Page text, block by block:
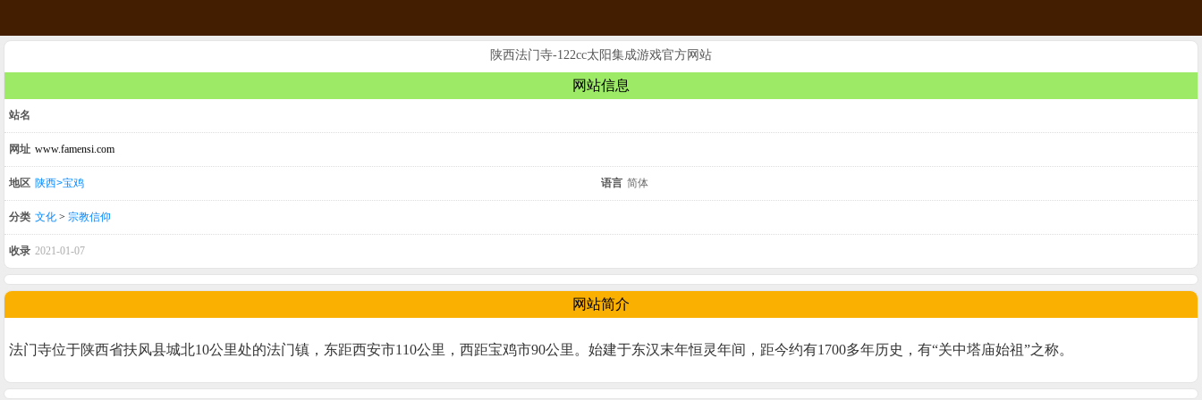
陕西法门寺-122cc太阳集成游戏官方网站
网站信息
站名
网址 www.famensi.com
地区 陕西>宝鸡 语言 简体
分类 文化 > 宗教信仰
收录 2021-01-07
网站简介
法门寺位于陕西省扶风县城北10公里处的法门镇，东距西安市110公里，西距宝鸡市90公里。始建于东汉末年恒灵年间，距今约有1700多年历史，有“关中塔庙始祖”之称。